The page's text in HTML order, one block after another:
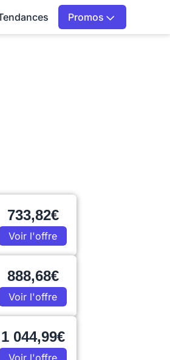
Promos
733,82€
Voir l'offre
888,68€
Voir l'offre
1 044,99€
Voir l'offre